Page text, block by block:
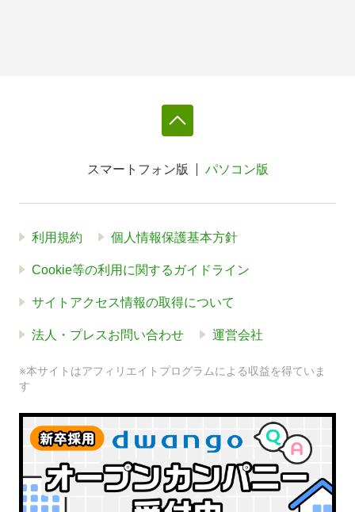
スマートフォン版 パソコン版
利用規約 個人情報保護基本方針
Cookie等の利用に関するガイドライン
サイトアクセス情報の取得について
法人・プレスお問い合わせ 運営会社
※本サイトはアフィリエイトプログラムによる収益を得ていま
す